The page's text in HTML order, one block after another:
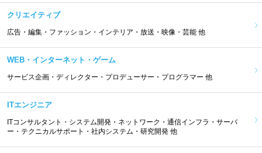
クリエイティブ
広告・編集・ファッション・インテリア・放送・映像・芸能 他
WEB・インターネット・ゲーム
サービス企画・ディレクター・プロデューサー・プログラマー 他
ITエンジニア
ITコンサルタント・システム開発・ネットワーク・通信インフラ・サーバ
ー・テクニカルサポート・社内システム・研究開発 他